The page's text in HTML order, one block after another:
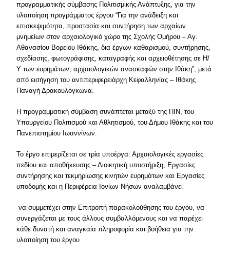
προγραμματικής σύμβασης Πολιτισμικής Ανάπτυξης, για την
υλοποίηση προγράμματος έργου “Για την ανάδειξη και
επισκεψιμότητα, προστασία και συντήρηση των αρχαίων
μνημείων στον αρχαιολογικό χώρο της Σχολής Ομήρου – Αγ.
Αθανασίου Βορείου Ιθάκης, δια έργων καθαρισμού, συντήρησης,
σχεδίασης, φωτογράφισης, καταγραφής και αρχειοθέτησης σε Η/
Υ των ευρημάτων, αρχαιολογικών ανασκαφών στην Ιθάκη”, μετά
από εισήγηση του αντιπεριφερειάρχη Κεφαλληνίας – Ιθάκης
Παναγή Δρακουλόγκωνα.
Η προγραμματική σύμβαση συνάπτεται μεταξύ της ΠΙΝ, του
Υπουργείου Πολιτισμού και Αθλητισμού, του Δήμου Ιθάκης και του
Πανεπιστημίου Ιωαννίνων.
Το έργο επιμερίζεται σε τρία υποέργα: Αρχαιολογικές εργασίες
πεδίου και αποθήκευσης – Διοικητική υποστήριξη, Εργασίες
συντήρησης και τεκμηρίωσης κινητών ευρημάτων και Εργασίες
υποδομής και η Περιφέρεια Ιονίων Νήσων αναλαμβάνει
-να συμμετέχει στην Επιτροπή παρακολούθησης του έργου, να
συνεργάζεται με τους άλλους συμβαλλόμενους και να παρέχει
κάθε δυνατή και αναγκαία πληροφορία και βοήθεια για την
υλοποίηση του έργου